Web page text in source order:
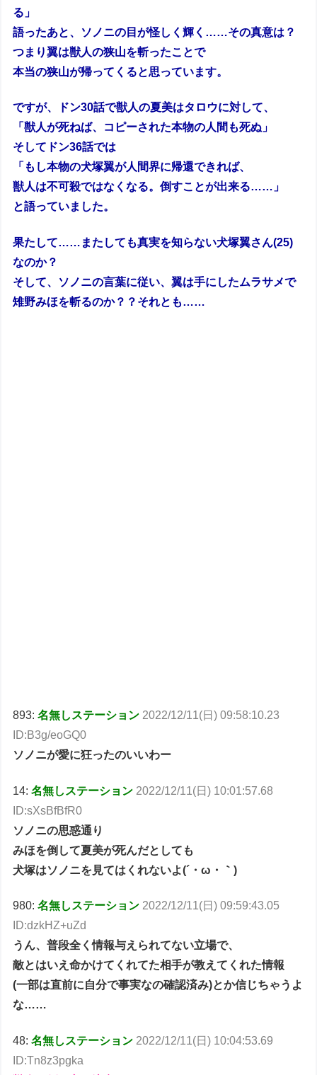
る」
語ったあと、ソノニの目が怪しく輝く……その真意は？
つまり翼は獣人の狭山を斬ったことで
本当の狭山が帰ってくると思っています。
ですが、ドン30話で獣人の夏美はタロウに対して、
「獣人が死ねば、コピーされた本物の人間も死ぬ」
そしてドン36話では
「もし本物の犬塚翼が人間界に帰還できれば、
獣人は不可殺ではなくなる。倒すことが出来る……」
と語っていました。
果たして……またしても真実を知らない犬塚翼さん(25)
なのか？
そして、ソノニの言葉に従い、翼は手にしたムラサメで
雉野みほを斬るのか？？それとも……
893:名無しステーション 2022/12/11(日) 09:58:10.23
ID:B3g/eoGQ0
ソノニが愛に狂ったのいいわー
14:名無しステーション 2022/12/11(日) 10:01:57.68
ID:sXsBfBfR0
ソノニの思惑通り
みほを倒して夏美が死んだとしても
犬塚はソノニを見てはくれないよ(´・ω・｀)
980:名無しステーション 2022/12/11(日) 09:59:43.05
ID:dzkHZ+uZd
うん、普段全く情報与えられてない立場で、
敵とはいえ命かけてくれてた相手が教えてくれた情報
(一部は直前に自分で事実なの確認済み)とか信じちゃうよ
な……
48:名無しステーション 2022/12/11(日) 10:04:53.69
ID:Tn8z3pgka